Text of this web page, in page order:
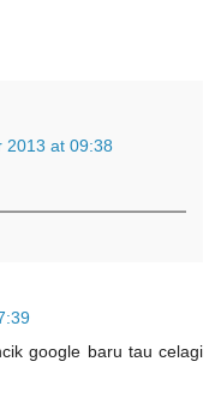
2013 at 09:38
google baru tau celagi